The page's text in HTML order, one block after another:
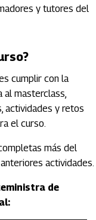
y tutores del
cumplir con la
al masterclass,
actividades y retos
el curso.
más del
actividades.
de